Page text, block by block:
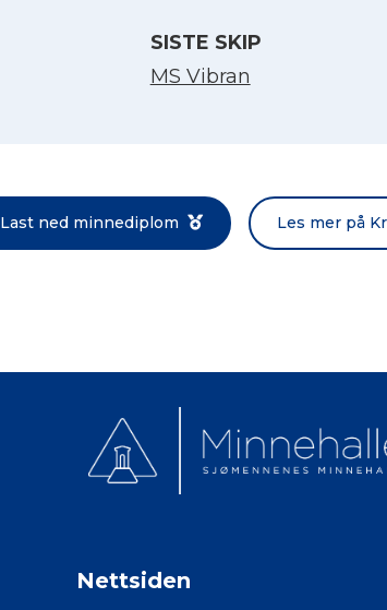
SISTE SKIP
MS Vibran
Last ned minnediplom Les mer på
Nettsiden
English